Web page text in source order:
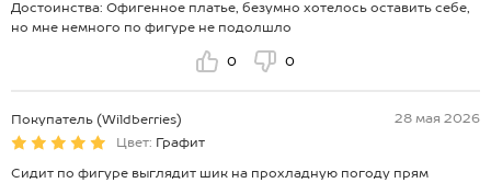
Достоинства: Офигенное платье, безумно хотелось оставить себе,
но мне немного по фигуре не подолшло
0 0
Покупатель (Wildberries)
28 мая 2026
Цвет: Графит
Сидит по фигуре выглядит шик на прохладную погоду прям